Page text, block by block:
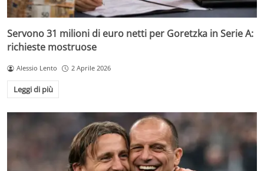
Servono 31 milioni di euro netti per Goretzka in Serie A:
richieste mostruose
Alessio Lento 2 Aprile 2026
Leggi di più